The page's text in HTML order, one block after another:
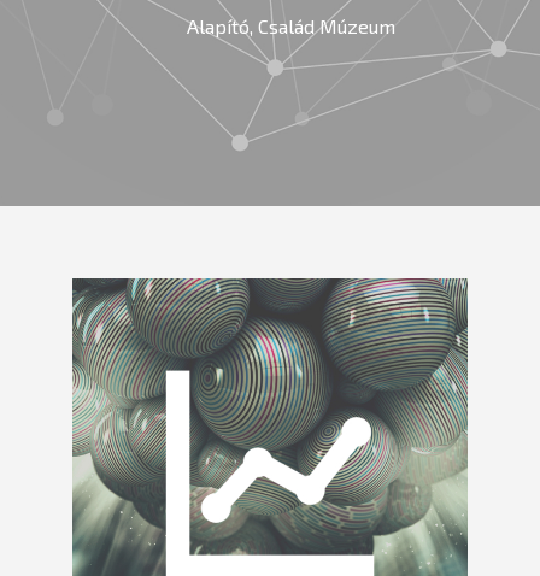
Alapító, Család Múzeum